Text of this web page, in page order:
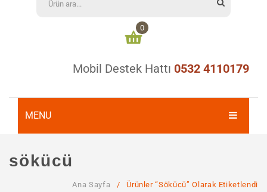
Mobil Destek Hattı 0532 4110179
MENU
0
Alışveriş sepetinizde ürün bulunmamaktadır
sökücü
Ana Sayfa / Ürünler “sökücü” Olarak Etiketlendi